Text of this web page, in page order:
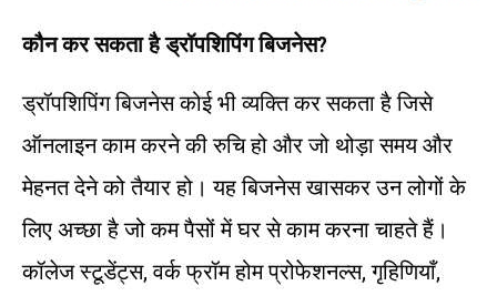
कौन कर सकता है ड्रॉपशिपिंग बिजनेस?
ड्रॉपशिपिंग बिजनेस कोई भी व्यक्ति कर सकता है जिसे
ऑनलाइन काम करने की रुचि हो और जो थोड़ा समय और
मेहनत देने को तैयार हो। यह बिजनेस खासकर उन लोगों के
लिए अच्छा है जो कम पैसों में घर से काम करना चाहते हैं।
कॉलेज स्टूडेंट्स, वर्क फ्रॉम होम प्रोफेशनल्स, गृहिणियाँ,